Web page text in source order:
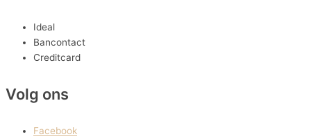
Ideal
Bancontact
Creditcard
Volg ons
Facebook